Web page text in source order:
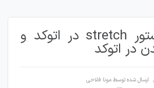
آموزش دستور stretch در اتوکد و
در اتوکد
ارسال شده توسطمونا فلاحی